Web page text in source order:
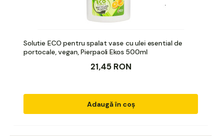
Solutie ECO pentru spalat vase cu ulei esential de
portocale, vegan, Pierpaoli Ekos 500ml
21,45 RON
Adaugă în coș